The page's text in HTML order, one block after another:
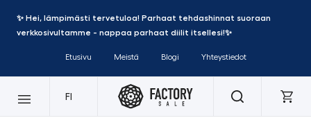
✨ Hei, lämpimästi tervetuloa! Parhaat tehdashinnat suoraan
verkkosivultamme - nappaa parhaat diilit itsellesi!✨
Etusivu Meistä Blogi Yhteystiedot
FI